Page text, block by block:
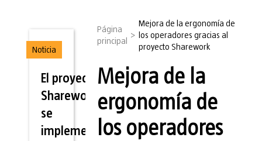
Noticia
El proyecto
Sharework
se
implementa
Página
principal
>
Mejora de la ergonomía de
los operadores gracias al
proyecto Sharework
Mejora de la
ergonomía de
los operadores